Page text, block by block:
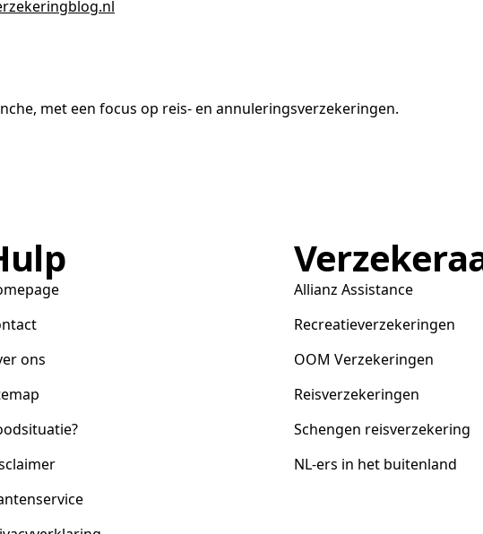
met een focus op reis- en annuleringsverzekeringen.
ons
Allianz Assistance
Recreatieverzekeringen
OOM Verzekeringen
Reisverzekeringen
Schengen reisverzekering
NL-ers in het buitenland